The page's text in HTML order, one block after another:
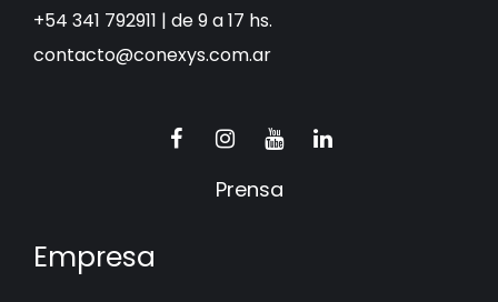
+54 341 792911 | de 9 a 17 hs.
contacto@conexys.com.ar
Prensa
Empresa